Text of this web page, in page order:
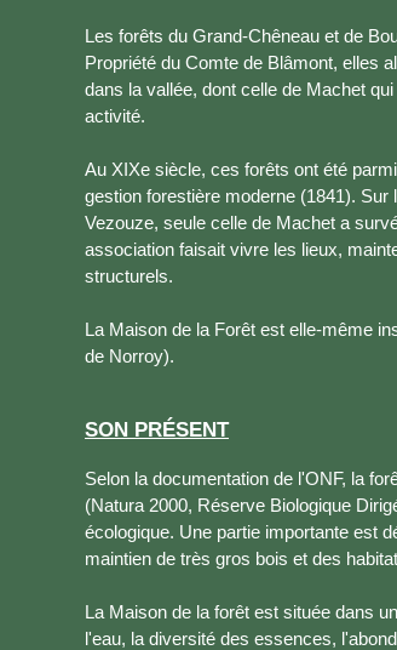
Les forêts du Grand-Chêneau et de
Propriété du Comte de Blâmont, elles
dans la vallée, dont celle de Machet
activité.
Au XIXe siècle, ces forêts ont été
gestion forestière moderne (1841).
Vezouze, seule celle de Machet a
association faisait vivre les lieux,
structurels.
La Maison de la Forêt est elle-même
de Norroy).
SON PRÉSENT
Selon la documentation de l'ONF, la
(Natura 2000, Réserve Biologique
écologique. Une partie importante est
maintien de très gros bois et des
La Maison de la forêt est située dans
l'eau, la diversité des essences,